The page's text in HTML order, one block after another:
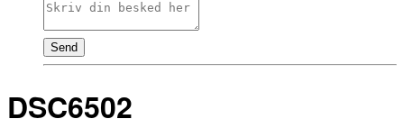
Send
DSC6502